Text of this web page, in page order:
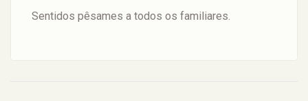
Sentidos pêsames a todos os familiares.